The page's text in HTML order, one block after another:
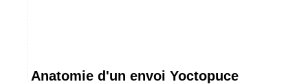
Anatomie d'un envoi Yoctopuce